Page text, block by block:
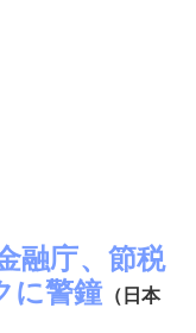
融庁、節税
に警鐘 （日本